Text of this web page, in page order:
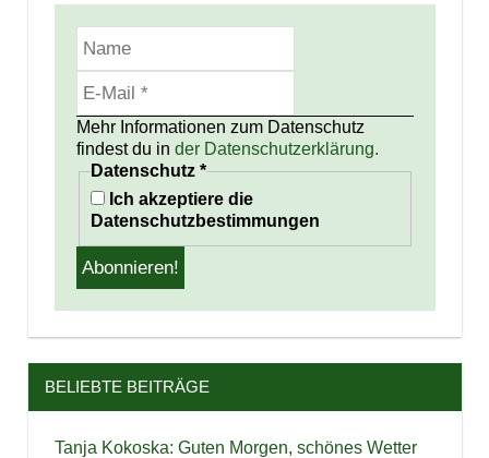
Mehr Informationen zum Datenschutz
findest du in der Datenschutzerklärung.
Datenschutz *
Ich akzeptiere die
Datenschutzbestimmungen
BELIEBTE BEITRÄGE
Tanja Kokoska: Guten Morgen, schönes Wetter